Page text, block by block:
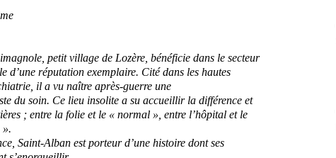
petit village de Lozère, bénéficie dans le secteur
d’une réputation exemplaire. Cité dans les hautes
il a vu naître après-guerre une
du soin. Ce lieu insolite a su accueillir la différence et
; entre la folie et le « normal », entre l’hôpital et le
».
, Saint-Alban est porteur d’une histoire dont ses